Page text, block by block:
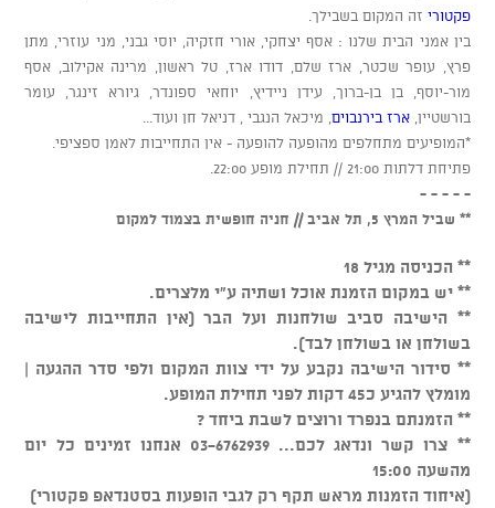
פקטורי זה המקום בשבילך.
בין אמני הבית שלנו : אסף יצחקי, אורי חזקיה, יוסי גבני, מני עוזרי, מתן
פרץ, עופר שכטר, ארז שלם, דודו ארז, טל ראשון, מרינה אקילוב, אסף
מור-יוסף, בן בן-ברוך, עידן ניידיץ, יוחאי ספונדר, גיורא זינגר, עומר
בורשטיין,ארז בירנבוים , מיכאל הנגבי , דניאל חן ועוד...
*המופיעים מתחלפים מהופעה להופעה - אין התחייבות לאמן ספציפי.
פתיחת דלתות 21:00 // תחילת מופע 22:00.
- - - - -
** שביל המרץ 5, תל אביב // חניה חופשית בצמוד למקום
** הכניסה מגיל 18
** יש במקום הזמנת אוכל ושתיה ע"י מלצרים.
** הישיבה סביב שולחנות ועל הבר (אין התחייבות לישיבה
בשולחן או בשולחן לבד).
** סידור הישיבה נקבע על ידי צוות המקום ולפי סדר ההגעה |
מומלץ להגיע כ45 דקות לפני תחילת המופע.
** הזמנתם בנפרד ורוצים לשבת ביחד ?
** צרו קשר ונדאג לכם... 03-6762939 אנחנו זמינים כל יום
מהשעה 15:00
(איחוד הזמנות מראש תקף רק לגבי הופעות בסטנדאפ פקטורי)